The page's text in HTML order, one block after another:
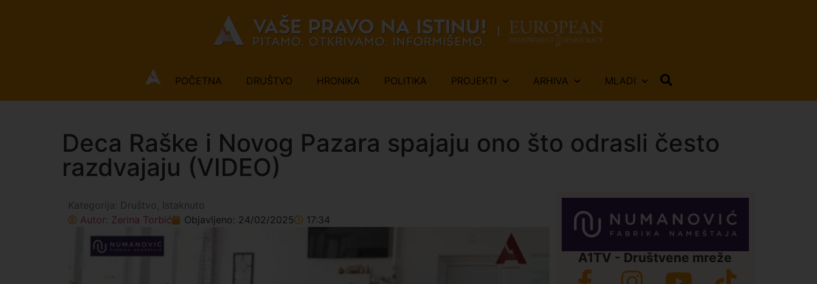
POČETNA DRUŠTVO HRONIKA POLITIKA PROJEKTI ARHIVA MLADI
Deca Raške i Novog Pazara spajaju ono što odrasli često
razdvajaju (VIDEO)
Kategorija: Društvo , Istaknuto
Autor: Zerina Torbić Objavljeno: 24/02/2025 17:34
A1TV - Društvene mreže